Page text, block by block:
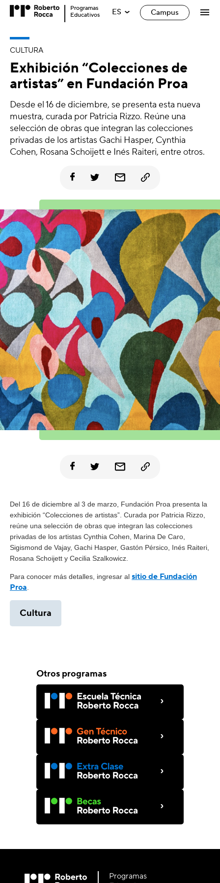
Programas
Educativos
ES Campus
CULTURA
Exhibición “Colecciones de
artistas” en Fundación Proa
Desde el 16 de diciembre, se presenta esta nueva
muestra, curada por Patricia Rizzo. Reúne una
selección de obras que integran las colecciones
privadas de los artistas Gachi Hasper, Cynthia
Cohen, Rosana Schoijett e Inés Raiteri, entre otros.
Del 16 de diciembre al 3 de marzo, Fundación Proa presenta la
exhibición “Colecciones de artistas”. Curada por Patricia Rizzo,
reúne una selección de obras que integran las colecciones
privadas de los artistas Cynthia Cohen, Marina De Caro,
Sigismond de Vajay, Gachi Hasper, Gastón Pérsico, Inés Raiteri,
Rosana Schoijett y Cecilia Szalkowicz.
Para conocer más detalles, ingresar al sitio de Fundación
Proa
Cultura
Otros programas
›
›
›
›
Programas